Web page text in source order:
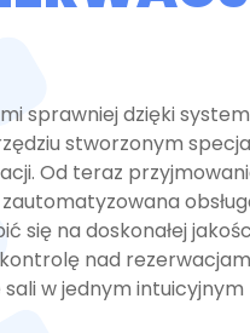
sprawniej dzięki
stworzonym
Od teraz
się na doskonałej
nad
w jednym intuicyjnym